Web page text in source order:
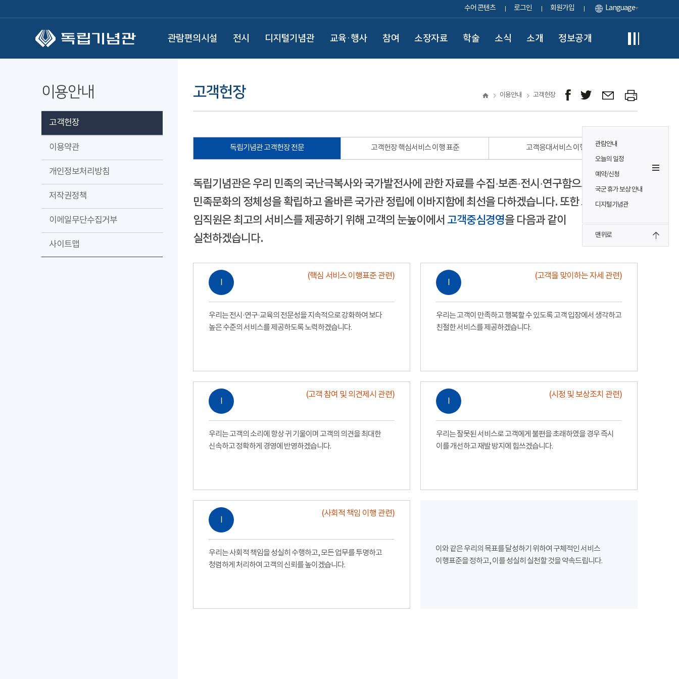
수어 콘텐츠 로그인 회원가입 Language
관람편의시설 전시 디지털기념관 교육·행사 참여 소장자료 학술 소식 소개 정보공개
관람안내
오늘의 일정
예약/신청
국군 휴가 보상 안내
디지털기념관
맨위로
이용안내
고객헌장
이용약관
개인정보처리방침
저작권정책
이메일무단수집거부
사이트맵
고객헌장 이용안내 고객헌장
독립기념관 고객헌장 전문 고객헌장 핵심서비스 이행 표준 고객응대서비스 이행 표준
독립기념관은 우리 민족의 국난극복사와 국가발전사에 관한 자료를 수집·보존·전시·연구함으로써
민족문화의 정체성을 확립하고 올바른 국가관 정립에 이바지함에 최선을 다하겠습니다. 또한 모든
임직원은 최고의 서비스를 제공하기 위해 고객의 눈높이에서 고객중심경영을 다음과 같이
실천하겠습니다.
Ⅰ
(핵심 서비스 이행표준 관련)
우리는 전시·연구·교육의 전문성을 지속적으로 강화하여 보다
높은 수준의 서비스를 제공하도록 노력하겠습니다.
Ⅰ
(고객을 맞이하는 자세 관련)
우리는 고객이 만족하고 행복할 수 있도록 고객 입장에서 생각하고
친절한 서비스를 제공하겠습니다.
Ⅰ
(고객 참여 및 의견제시 관련)
우리는 고객의 소리에 항상 귀 기울이며 고객의 의견을 최대한
신속하고 정확하게 경영에 반영하겠습니다.
Ⅰ
(시정 및 보상조치 관련)
우리는 잘못된 서비스로 고객에게 불편을 초래하였을 경우 즉시
이를 개선하고 재발 방지에 힘쓰겠습니다.
Ⅰ
(사회적 책임 이행 관련)
우리는 사회적 책임을 성실히 수행하고, 모든 업무를 투명하고
청렴하게 처리하여 고객의 신뢰를 높이겠습니다.
이와 같은 우리의 목표를 달성하기 위하여 구체적인 서비스
이행표준을 정하고, 이를 성실히 실천할 것을 약속드립니다.